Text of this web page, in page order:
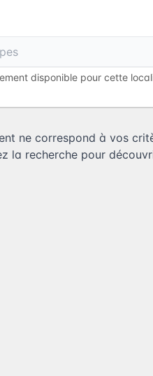
disponible pour cette
ne correspond à vos
la recherche pour